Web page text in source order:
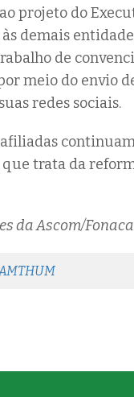
projeto do
demais
de
meio do envio
redes sociais.
afiliadas
que trata da
da Ascom/